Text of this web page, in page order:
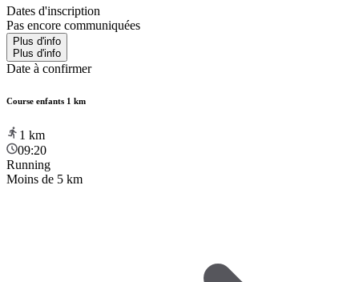
Dates d'inscription
Pas encore communiquées
Plus d'info
Plus d'info
Date à confirmer
Course enfants 1 km
1 km
09:20
Running
Moins de 5 km